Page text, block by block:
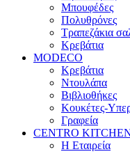
Μπουφέδες
Πολυθρόνες
Τραπεζάκια
Κρεβάτια
MODECO
Κρεβάτια
Ντουλάπα
Βιβλιοθήκες
Κουκέτες-
Γραφεία
CENTRO
Η Εταιρεία